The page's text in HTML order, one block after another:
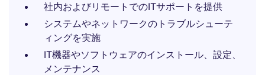
社内およびリモートでのITサポートを提供
システムやネットワークのトラブルシューテ
ィングを実施
IT機器やソフトウェアのインストール、設定、
メンテナンス